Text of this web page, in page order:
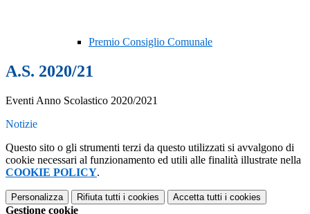
Premio Consiglio Comunale
A.S. 2020/21
Eventi Anno Scolastico 2020/2021
Notizie
Questo sito o gli strumenti terzi da questo utilizzati si avvalgono di
cookie necessari al funzionamento ed utili alle finalità illustrate nella
COOKIE POLICY.
Personalizza Rifiuta tutti i cookies Accetta tutti i cookies
Gestione cookie